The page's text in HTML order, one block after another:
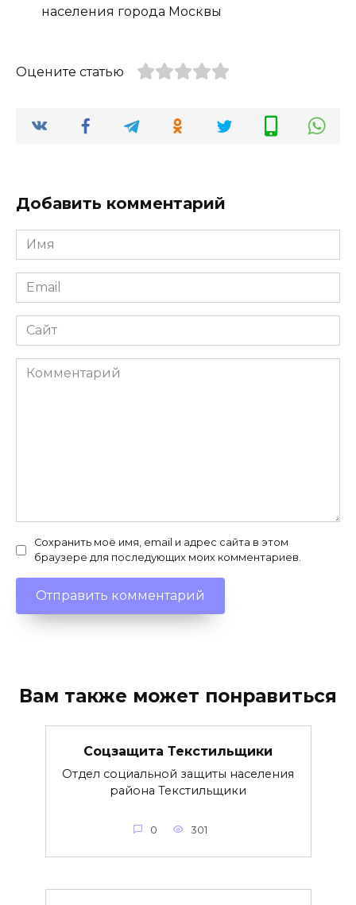
населения города Москвы
Оцените статью
Добавить комментарий
Имя
*
Email
*
Сайт
Комментарий
Сохранить моё имя, email и адрес сайта в этом
браузере для последующих моих комментариев.
Вам также может понравиться
Соцзащита Текстильщики
Отдел социальной защиты населения
района Текстильщики
0 301